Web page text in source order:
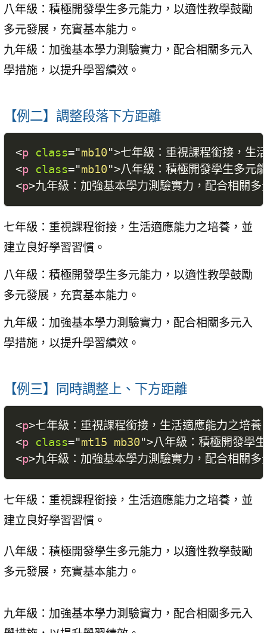
八年級：積極開發學生多元能力，以適性教學鼓勵
多元發展，充實基本能力。
九年級：加強基本學力測驗實力，配合相關多元入
學措施，以提升學習績效。
【例二】調整段落下方距離
<p class="mb10">七年級：重視課程銜接，生
<p class="mb10">八年級：積極開發學生多元
<p>九年級：加強基本學力測驗實力，配合相關
七年級：重視課程銜接，生活適應能力之培養，並
建立良好學習習慣。
八年級：積極開發學生多元能力，以適性教學鼓勵
多元發展，充實基本能力。
九年級：加強基本學力測驗實力，配合相關多元入
學措施，以提升學習績效。
【例三】同時調整上、下方距離
<p>七年級：重視課程銜接，生活適應能力之培
<p class="mt15 mb30">八年級：積極開發學
<p>九年級：加強基本學力測驗實力，配合相關
七年級：重視課程銜接，生活適應能力之培養，並
建立良好學習習慣。
八年級：積極開發學生多元能力，以適性教學鼓勵
多元發展，充實基本能力。
九年級：加強基本學力測驗實力，配合相關多元入